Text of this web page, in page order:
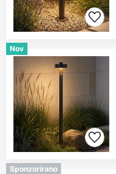
Nov
Sponzorirano